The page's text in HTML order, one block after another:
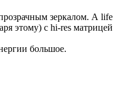
зеркалом. А life
этому) с hi-res матрицей
большое.